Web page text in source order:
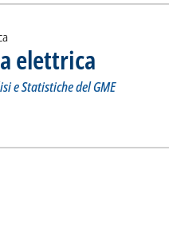
elettrica
e Statistiche del GME
Borsa elettrica'